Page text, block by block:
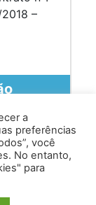
–
- Zacarias,
3329 8000
a
preferências
você
No entanto,
para